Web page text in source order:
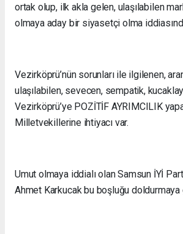
ortak olup, ilk akla gelen, ulaşılabilen
olmaya aday bir siyasetçi olma
Vezirköprü’nün sorunları ile ilgilenen,
ulaşılabilen, sevecen, sempatik,
Vezirköprü’ye POZİTİF AYRIMCILIK
Milletvekillerine ihtiyacı var.
Umut olmaya iddialı olan Samsun İYİ
Ahmet Karkucak bu boşluğu doldurmaya